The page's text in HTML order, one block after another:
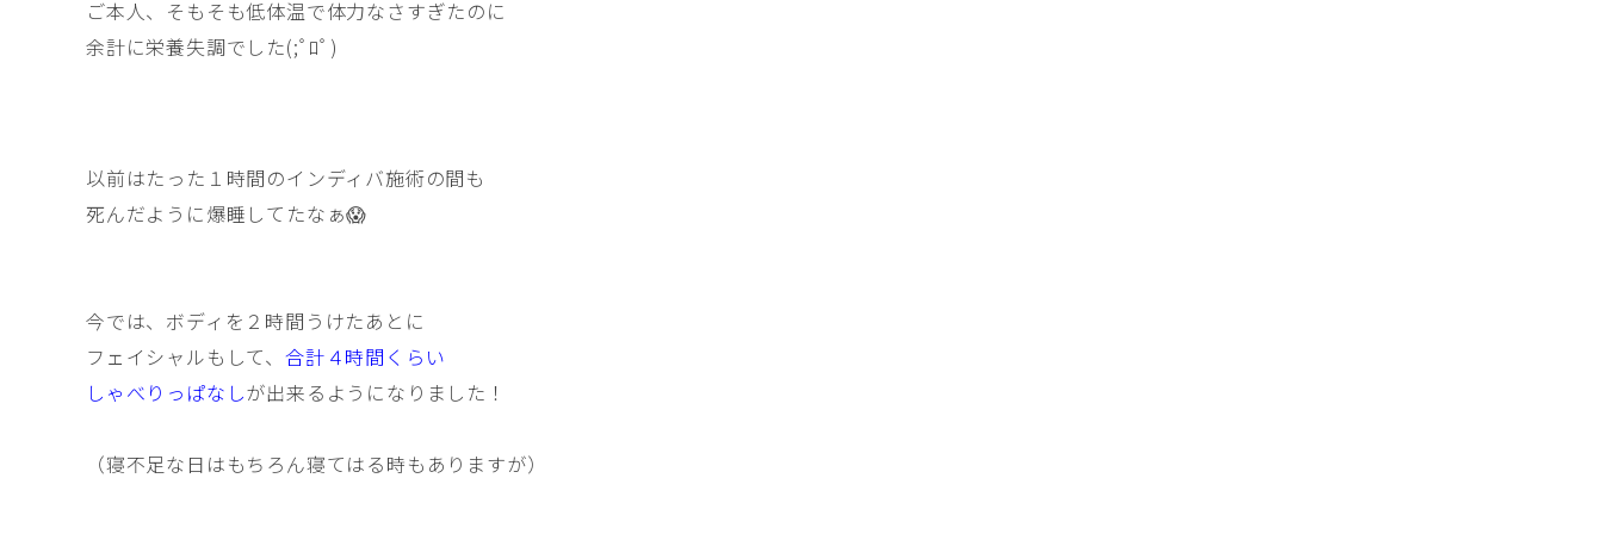
ご本人、そもそも低体温で体力なさすぎたのに
余計に栄養失調でした(;ﾟﾛﾟ)
以前はたった１時間のインディバ施術の間も
死んだように爆睡してたなぁ😱
今では、ボディを２時間うけたあとに
フェイシャルもして、合計４時間くらい
しゃべりっぱなしが出来るようになりました！
（寝不足な日はもちろん寝てはる時もありますが）